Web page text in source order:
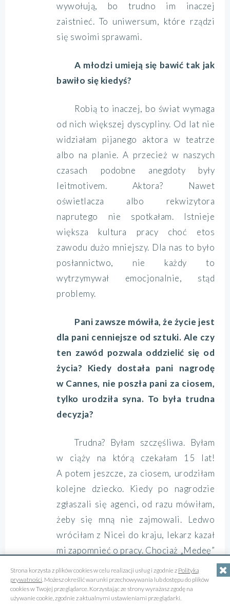
wywołują, bo trudno im inaczej
zaistnieć. To uniwersum, które rządzi
się swoimi sprawami.
A młodzi umieją się bawić tak jak
bawiło się kiedyś?
Robią to inaczej, bo świat wymaga
od nich większej dyscypliny. Od lat nie
widziałam pijanego aktora w teatrze
albo na planie. A przecież w naszych
czasach podobne anegdoty były
leitmotivem. Aktora? Nawet
oświetlacza albo rekwizytora
naprutego nie spotkałam. Istnieje
większa kultura pracy choć etos
zawodu dużo mniejszy. Dla nas to było
posłannictwo, nie każdy to
wytrzymywał emocjonalnie, stąd
problemy.
Pani zawsze mówiła, że życie jest
dla pani cenniejsze od sztuki. Ale czy
ten zawód pozwala oddzielić się od
życia? Kiedy dostała pani nagrodę
w Cannes, nie poszła pani za ciosem,
tylko urodziła syna. To była trudna
decyzja?
Trudna? Byłam szczęśliwa. Byłam
w ciąży na którą czekałam 15 lat!
A potem jeszcze, za ciosem, urodziłam
kolejne dziecko. Kiedy po nagrodzie
zgłaszali się agenci, od razu mówiłam,
żeby się mną nie zajmowali. Ledwo
wróciłam z Nicei do kraju, lekarz kazał
mi zapomnieć o pracy. Chociaż „Medeę”
w ciąży grałam w teatrze jeszcze długo.
Żal mi było ją zostawić, dyrektor
Zygmunt Hubner umierał i chciałam,
Strona korzysta z plików cookies w celu realizacji usług i zgodnie z Polityką
prywatności. Możesz określić warunki przechowywania lub dostępu do plików
cookies w Twojej przeglądarce. Korzystając ze strony wyrażasz zgodę na
używanie cookie, zgodnie z aktualnymi ustawieniami przeglądarki.